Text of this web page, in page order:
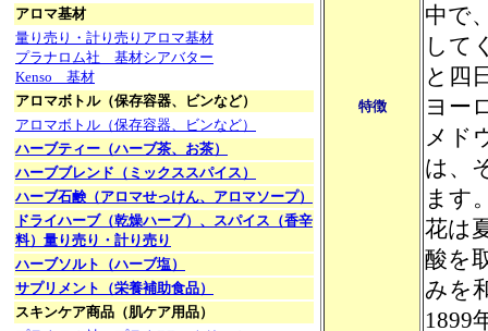
特徴
中で
して
と四
ヨー
メド
は、
ます
花は
酸を
みを
1899
アロマ基材
量り売り・計り売りアロマ基材
プラナロム社 基材シアバター
Kenso 基材
アロマボトル（保存容器、ビンなど）
アロマボトル（保存容器、ビンなど）
ハーブティー（ハーブ茶、お茶）
ハーブブレンド（ミックススパイス）
ハーブ石鹸（アロマせっけん、アロマソープ）
ドライハーブ（乾燥ハーブ）、スパイス（香辛
料）量り売り・計り売り
ハーブソルト（ハーブ塩）
サプリメント（栄養補助食品）
スキンケア商品（肌ケア用品）